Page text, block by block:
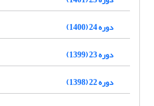
دوره 24 (1400)
دوره 23 (1399)
دوره 22 (1398)